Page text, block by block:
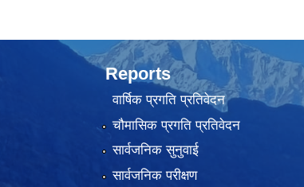
Reports
वार्षिक प्रगति प्रतिवेदन
चौमासिक प्रगति प्रतिवेदन
सार्वजनिक सुनुवाई
सार्वजनिक परीक्षण